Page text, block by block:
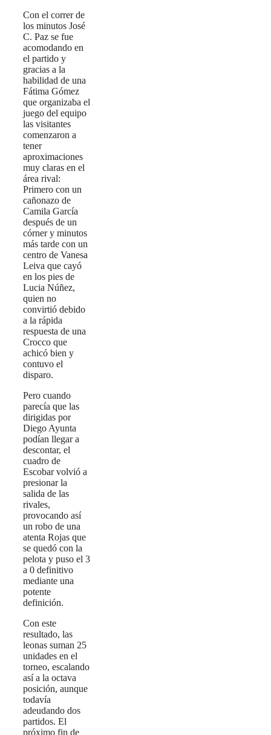
Con el correr de
los minutos José
C. Paz se fue
acomodando en
el partido y
gracias a la
habilidad de una
Fátima Gómez
que organizaba el
juego del equipo
las visitantes
comenzaron a
tener
aproximaciones
muy claras en el
área rival:
Primero con un
cañonazo de
Camila García
después de un
córner y minutos
más tarde con un
centro de Vanesa
Leiva que cayó
en los pies de
Lucia Núñez,
quien no
convirtió debido
a la rápida
respuesta de una
Crocco que
achicó bien y
contuvo el
disparo.
Pero cuando
parecía que las
dirigidas por
Diego Ayunta
podían llegar a
descontar, el
cuadro de
Escobar volvió a
presionar la
salida de las
rivales,
provocando así
un robo de una
atenta Rojas que
se quedó con la
pelota y puso el 3
a 0 definitivo
mediante una
potente
definición.
Con este
resultado, las
leonas suman 25
unidades en el
torneo, escalando
así a la octava
posición, aunque
todavía
adeudando dos
partidos. El
próximo fin de